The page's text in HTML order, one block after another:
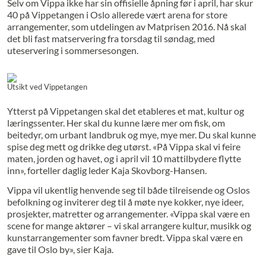
Selv om Vippa ikke har sin offisielle åpning før i april, har skur
40 på Vippetangen i Oslo allerede vært arena for store
arrangementer, som utdelingen av Matprisen 2016. Nå skal
det bli fast matservering fra torsdag til søndag, med
uteservering i sommersesongen.
Utsikt ved Vippetangen
Ytterst på Vippetangen skal det etableres et mat, kultur og
læringssenter. Her skal du kunne lære mer om fisk, om
beitedyr, om urbant landbruk og mye, mye mer. Du skal kunne
spise deg mett og drikke deg utørst. «På Vippa skal vi feire
maten, jorden og havet, og i april vil 10 mattilbydere flytte
inn», forteller daglig leder Kaja Skovborg-Hansen.
Vippa vil ukentlig henvende seg til både tilreisende og Oslos
befolkning og inviterer deg til å møte nye kokker, nye ideer,
prosjekter, matretter og arrangementer. «Vippa skal være en
scene for mange aktører – vi skal arrangere kultur, musikk og
kunstarrangementer som favner bredt. Vippa skal være en
gave til Oslo by», sier Kaja.